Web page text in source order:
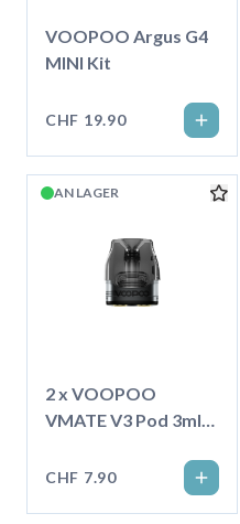
VOOPOO Argus G4
MINI Kit
CHF 19.90
AN LAGER
2 x VOOPOO
VMATE V3 Pod 3ml
CHF 7.90